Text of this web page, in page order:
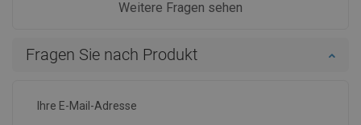
Weitere Fragen sehen
Fragen Sie nach Produkt